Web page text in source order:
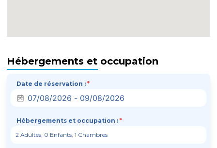
Hébergements et occupation
Date de réservation : *
Hébergements et occupation : *